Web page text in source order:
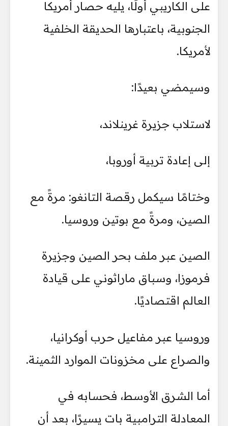
على الكاريبي أولًا، يليه حصار أمريكا
الجنوبية، باعتبارها الحديقة الخلفية
لأمريكا.
وسيمضي بعيدًا:
لاستلاب جزيرة غرينلاند،
إلى إعادة تربية أوروبا،
وختامًا سيكمل رقصة التانغو: مرةً مع
الصين، ومرةً مع بوتين وروسيا.
الصين عبر ملف بحر الصين وجزيرة
فرموزا، وسباق ماراثوني على قيادة
العالم اقتصاديًا.
وروسيا عبر مفاعيل حرب أوكرانيا،
والصراع على مخزونات الموارد الثمينة.
أما الشرق الأوسط، فحسابه في
المعادلة الترامبية بات يسيرًا، بعد أن